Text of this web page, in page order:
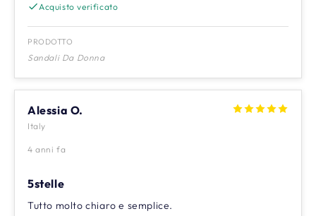
Acquisto verificato
PRODOTTO
Sandali Da Donna
Alessia O.
Italy
4 anni fa
5stelle
Tutto molto chiaro e semplice.